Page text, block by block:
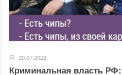
20.07.2022
Криминальная власть